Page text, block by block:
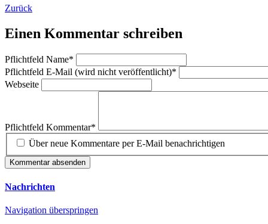
Zurück
Einen Kommentar schreiben
Pflichtfeld Name*
Pflichtfeld E-Mail (wird nicht veröffentlicht)*
Webseite
Pflichtfeld Kommentar*
Über neue Kommentare per E-Mail benachrichtigen
Kommentar absenden
Nachrichten
Navigation überspringen